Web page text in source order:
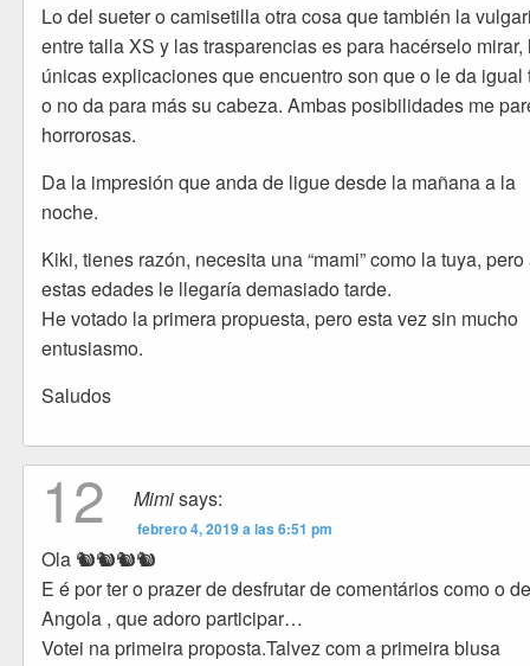
Lo del sueter o camisetilla otra cosa que también la
entre talla XS y las trasparencias es para hacérselo mirar,
únicas explicaciones que encuentro son que o le da igual
o no da para más su cabeza. Ambas posibilidades me
horrorosas.
Da la impresión que anda de ligue desde la mañana a la
noche.
Kiki, tienes razón, necesita una “mami” como la tuya, pero
estas edades le llegaría demasiado tarde.
He votado la primera propuesta, pero esta vez sin mucho
entusiasmo.
Saludos
12 Mimisays:
febrero 4, 2019 a las 6:51 pm
Ola 🐿🐿🐿🐿
E é por ter o prazer de desfrutar de comentários como o
Angola , que adoro participar…
Votei na primeira proposta.Talvez com a primeira blusa